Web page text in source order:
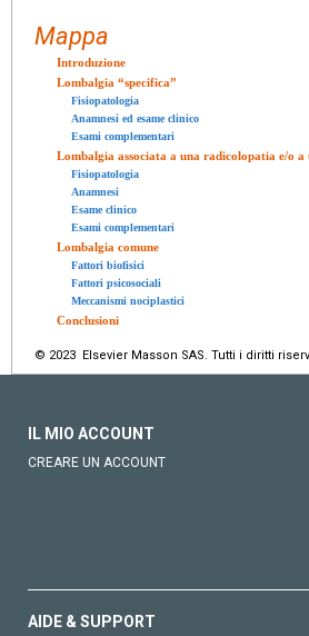
Mappa
Introduzione
Lombalgia “specifica”
Fisiopatologia
Anamnesi ed esame clinico
Esami complementari
Lombalgia associata a una radicolopatia e/o
Fisiopatologia
Anamnesi
Esame clinico
Esami complementari
Lombalgia comune
Fattori biofisici
Fattori psicosociali
Meccanismi nociplastici
Conclusioni
© 2023 Elsevier Masson SAS. Tutti i diritti
IL MIO ACCOUNT
CREARE UN ACCOUNT
AIDE & SUPPORT